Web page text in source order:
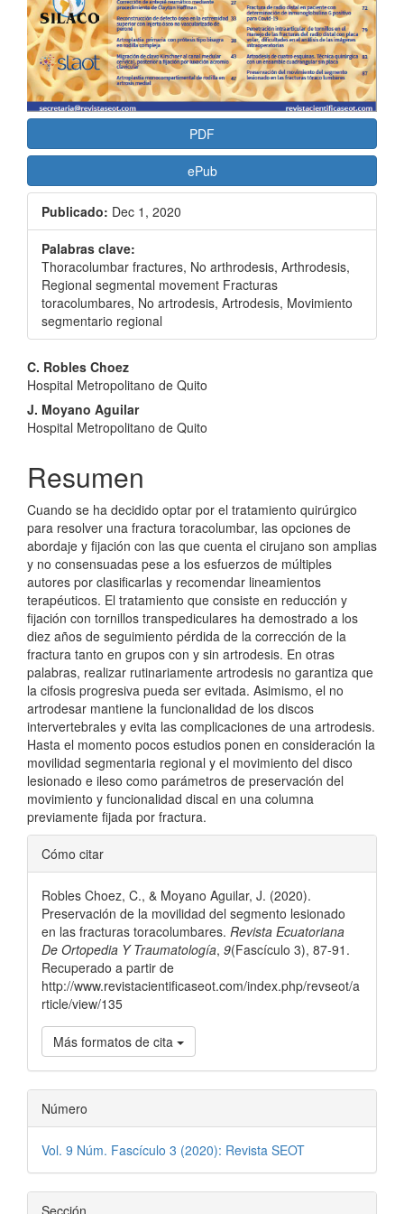
PDF
ePub
Publicado: Dec 1, 2020
Palabras clave:
Thoracolumbar fractures, No arthrodesis, Arthrodesis,
Regional segmental movement Fracturas
toracolumbares, No artrodesis, Artrodesis, Movimiento
segmentario regional
Contenido
principal
del
artículo
C. Robles Choez
Hospital Metropolitano de Quito
J. Moyano Aguilar
Hospital Metropolitano de Quito
Resumen
Cuando se ha decidido optar por el tratamiento quirúrgico
para resolver una fractura toracolumbar, las opciones de
abordaje y fijación con las que cuenta el cirujano son amplias
y no consensuadas pese a los esfuerzos de múltiples
autores por clasificarlas y recomendar lineamientos
terapéuticos. El tratamiento que consiste en reducción y
fijación con tornillos transpediculares ha demostrado a los
diez años de seguimiento pérdida de la corrección de la
fractura tanto en grupos con y sin artrodesis. En otras
palabras, realizar rutinariamente artrodesis no garantiza que
la cifosis progresiva pueda ser evitada. Asimismo, el no
artrodesar mantiene la funcionalidad de los discos
intervertebrales y evita las complicaciones de una artrodesis.
Hasta el momento pocos estudios ponen en consideración la
movilidad segmentaria regional y el movimiento del disco
lesionado e ileso como parámetros de preservación del
movimiento y funcionalidad discal en una columna
previamente fijada por fractura.
Detalles
del
artículo
Cómo citar
Robles Choez, C., & Moyano Aguilar, J. (2020).
Preservación de la movilidad del segmento lesionado
en las fracturas toracolumbares. Revista Ecuatoriana
De Ortopedia Y Traumatología, 9(Fascículo 3), 87-91.
Recuperado a partir de
http://www.revistacientificaseot.com/index.php/revseot/a
rticle/view/135
Más formatos de cita
Número
Vol. 9 Núm. Fascículo 3 (2020): Revista SEOT